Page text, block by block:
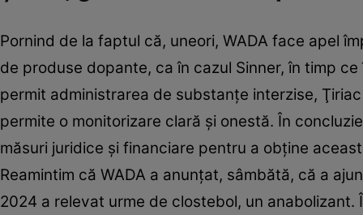
Pornind de la faptul că, uneori, WADA face apel
de produse dopante, ca în cazul Sinner, în timp
permit administrarea de substanţe interzise,
permite o monitorizare clară şi onestă. În
măsuri juridice şi financiare pentru a obţine
Reamintim că WADA a anunţat, sâmbătă, că a
2024 a relevat urme de clostebol, un